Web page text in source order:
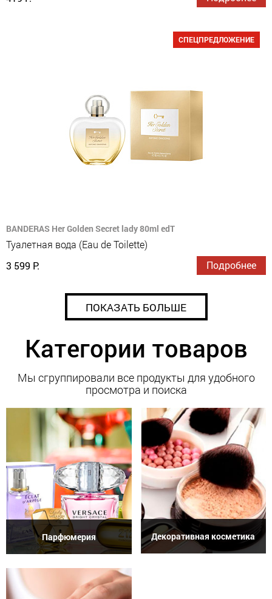
СПЕЦПРЕДЛОЖЕНИЕ
BANDERAS Her Golden Secret lady 80ml edT
Туалетная вода (Eau de Toilette)
3 599 Р.
Подробнее
ПОКАЗАТЬ БОЛЬШЕ
Категории товаров
Мы сгруппировали все продукты для удобного
просмотра и поиска
Парфюмерия Декоративная косметика